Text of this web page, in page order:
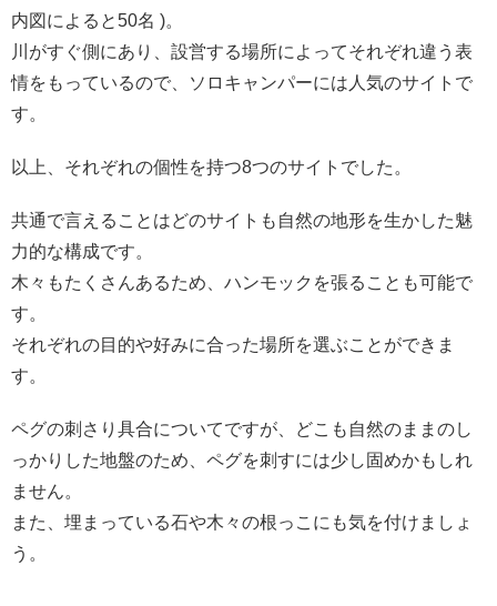
内図によると50名 )。
川がすぐ側にあり、設営する場所によってそれぞれ違う表
情をもっているので、ソロキャンパーには人気のサイトで
す。
以上、それぞれの個性を持つ8つのサイトでした。
共通で言えることはどのサイトも自然の地形を生かした魅
力的な構成です。
木々もたくさんあるため、ハンモックを張ることも可能で
す。
それぞれの目的や好みに合った場所を選ぶことができま
す。
ペグの刺さり具合についてですが、どこも自然のままのし
っかりした地盤のため、ペグを刺すには少し固めかもしれ
ません。
また、埋まっている石や木々の根っこにも気を付けましょ
う。